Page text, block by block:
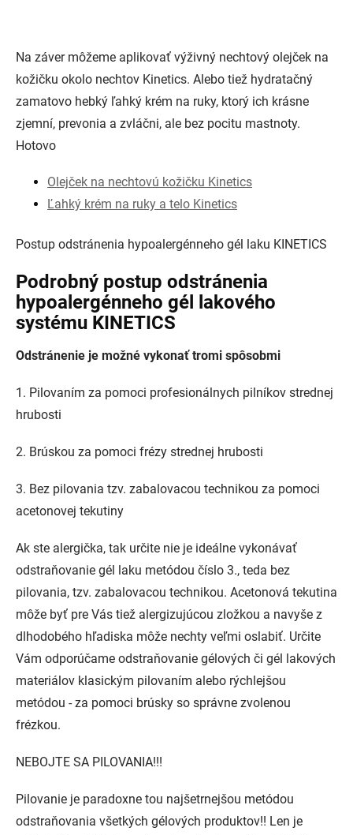
Na záver môžeme aplikovať výživný nechtový olejček na
kožičku okolo nechtov Kinetics. Alebo tiež hydratačný
zamatovo hebký ľahký krém na ruky, ktorý ich krásne
zjemní, prevonia a zvláčni, ale bez pocitu mastnoty.
Hotovo
Olejček na nechtovú kožičku Kinetics
Ľahký krém na ruky a telo Kinetics
Postup odstránenia hypoalergénneho gél laku KINETICS
Podrobný postup odstránenia
hypoalergénneho gél lakového
systému KINETICS
Odstránenie je možné vykonať tromi spôsobmi
1. Pilovaním za pomoci profesionálnych pilníkov strednej
hrubosti
2. Brúskou za pomoci frézy strednej hrubosti
3. Bez pilovania tzv. zabalovacou technikou za pomoci
acetonovej tekutiny
Ak ste alergička, tak určite nie je ideálne vykonávať
odstraňovanie gél laku metódou číslo 3., teda bez
pilovania, tzv. zabalovacou technikou. Acetonová tekutina
môže byť pre Vás tiež alergizujúcou zložkou a navyše z
dlhodobého hľadiska môže nechty veľmi oslabiť. Určite
Vám odporúčame odstraňovanie gélových či gél lakových
materiálov klasickým pilovaním alebo rýchlejšou
metódou - za pomoci brúsky so správne zvolenou
frézkou.
NEBOJTE SA PILOVANIA!!!
Pilovanie je paradoxne tou najšetrnejšou metódou
odstraňovania všetkých gélových produktov!! Len je